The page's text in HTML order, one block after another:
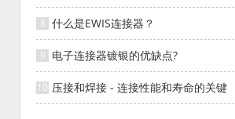
什么是EWIS连接器？
电子连接器镀银的优缺点?
压接和焊接 - 连接性能和寿命的关键